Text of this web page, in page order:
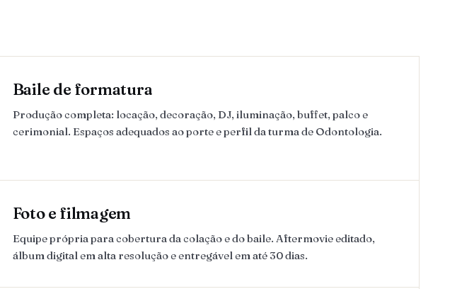
Baile de formatura
Produção completa: locação, decoração, DJ, iluminação, buffet, palco e
cerimonial. Espaços adequados ao porte e perfil da turma de Odontologia.
Foto e filmagem
Equipe própria para cobertura da colação e do baile. Aftermovie editado,
álbum digital em alta resolução e entregável em até 30 dias.